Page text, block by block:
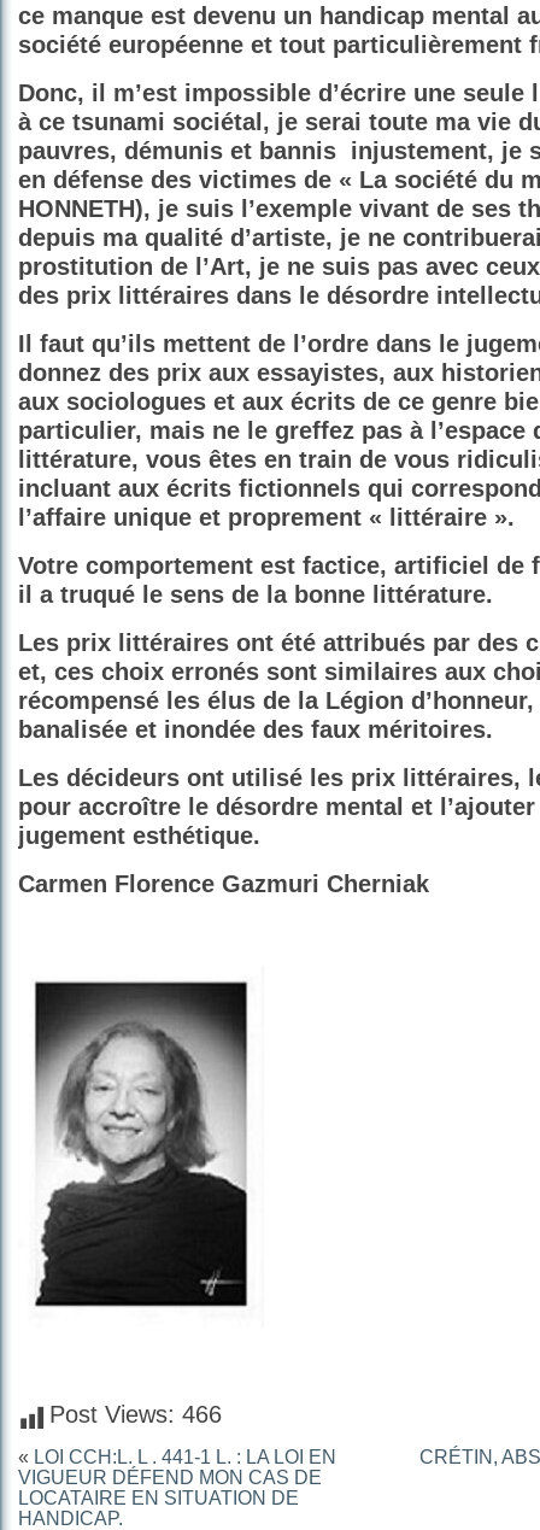
ce manque est devenu un handicap mental
société européenne et tout particulièrement
Donc, il m’est impossible d’écrire une seule
à ce tsunami sociétal, je serai toute ma vie
pauvres, démunis et bannis injustement, je
en défense des victimes de « La société du
HONNETH), je suis l’exemple vivant de ses
depuis ma qualité d’artiste, je ne
prostitution de l’Art, je ne suis pas avec
des prix littéraires dans le désordre
Il faut qu’ils mettent de l’ordre dans le
donnez des prix aux essayistes, aux
aux sociologues et aux écrits de ce genre
particulier, mais ne le greffez pas à l’espace
littérature, vous êtes en train de vous
incluant aux écrits fictionnels qui
l’affaire unique et proprement « littéraire ».
Votre comportement est factice, artificiel de
il a truqué le sens de la bonne littérature.
Les prix littéraires ont été attribués par des
et, ces choix erronés sont similaires aux
récompensé les élus de la Légion
banalisée et inondée des faux méritoires.
Les décideurs ont utilisé les prix littéraires,
pour accroître le désordre mental et
jugement esthétique.
Carmen Florence Gazmuri Cherniak
Post Views: 466
« LOI CCH:L. L . 441-1 L. : LA LOI EN
VIGUEUR DÉFEND MON CAS DE
LOCATAIRE EN SITUATION DE
HANDICAP.
CRÉTIN,